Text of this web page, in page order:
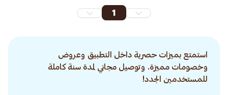
1
استمتع بميزات حصرية داخل التطبيق وعروض
وخصومات مميزة. وتوصيل مجاني لمدة سنة كاملة
للمستخدمين الجدد!